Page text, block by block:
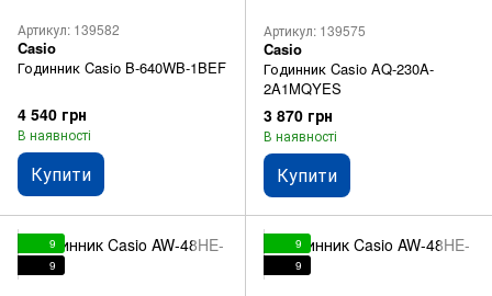
Артикул: 139582
Casio
Годинник Casio B-640WB-1BEF
4 540 грн
В наявності
Купити
Артикул: 139575
Casio
Годинник Casio AQ-230A-
2A1MQYES
3 870 грн
В наявності
Купити
9
9
9
9